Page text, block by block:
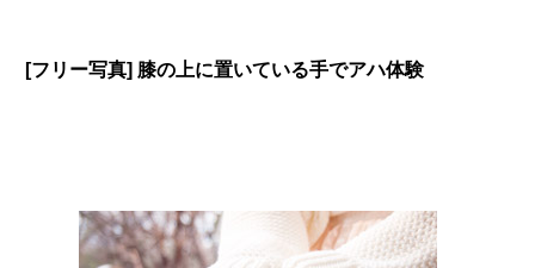
[フリー写真] 膝の上に置いている手でアハ体験